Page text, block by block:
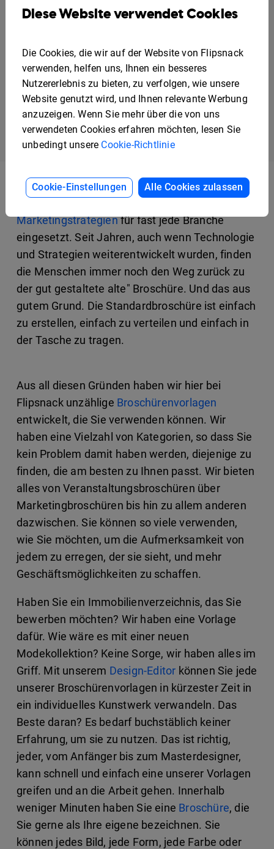
Vorlage für ein Museum
Previous
1 2 Next
Marketingstrategienfür fast jede Branche
eingesetzt. Seit Jahren, auch wenn Technologie
und Strategien weiterentwickelt wurden, finden
die Menschen immer noch den Weg zurück zu
der gut gestaltete alte" Broschüre. Und das aus
gutem Grund. Die Standardbroschüre ist einfach
zu erstellen, einfach zu verteilen und einfach in
der Tasche zu tragen.
Aus all diesen Gründen haben wir hier bei
Flipsnack unzählige Broschürenvorlagen
entwickelt, die Sie verwenden können. Wir
haben eine Vielzahl von Kategorien, so dass Sie
kein Problem damit haben werden, diejenige zu
finden, die am besten zu Ihnen passt. Wir bieten
alles von Veranstaltungsbroschüren über
Marketingbroschüren bis hin zu allem anderen
dazwischen. Sie können so viele verwenden,
wie Sie möchten, um die Aufmerksamkeit von
jedem zu erregen, der sie sieht, und mehr
Geschäftsmöglichkeiten zu schaffen.
Haben Sie ein Immobilienverzeichnis, das Sie
bewerben möchten? Wir haben eine Vorlage
dafür. Wie wäre es mit einer neuen
Modekollektion? Keine Sorge, wir haben alles im
Griff. Mit unserem Design-Editor können Sie jede
unserer Broschürenvorlagen in kürzester Zeit in
ein individuelles Kunstwerk verwandeln. Das
Beste daran? Es bedarf buchstäblich keiner
Erfahrung, um sie zu nutzen. Das ist richtig,
jeder, vom Anfänger bis zum Masterdesigner,
kann schnell und einfach eine unserer Vorlagen
greifen und an die Arbeit gehen. Innerhalb
weniger Minuten haben Sie eine Broschüre, die
Sie gerne als Ihre eigene bezeichnen. Sie
können jedes Bild, jede Form, jede Farbe oder
Diese Website verwendet Cookies
Die Cookies, die wir auf der Website von Flipsnack
verwenden, helfen uns, Ihnen ein besseres
Nutzererlebnis zu bieten, zu verfolgen, wie unsere
Website genutzt wird, und Ihnen relevante Werbung
anzuzeigen. Wenn Sie mehr über die von uns
verwendeten Cookies erfahren möchten, lesen Sie
unbedingt unsere Cookie-Richtlinie
Cookie-Einstellungen Alle Cookies zulassen